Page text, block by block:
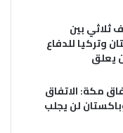
ثلاثي بين
وتركيا للدفاع
يعلق
مكة: الاتفاق
لن يجلب